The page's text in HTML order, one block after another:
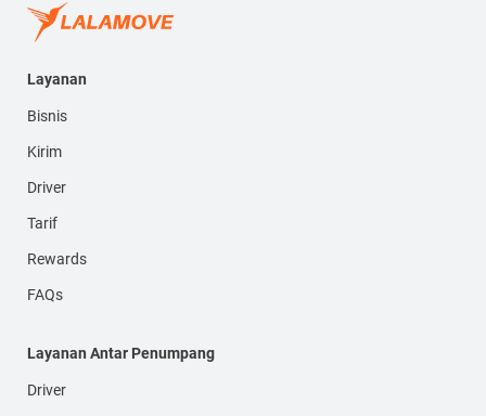
Layanan
Bisnis
Kirim
Driver
Tarif
Rewards
FAQs
Layanan Antar Penumpang
Driver